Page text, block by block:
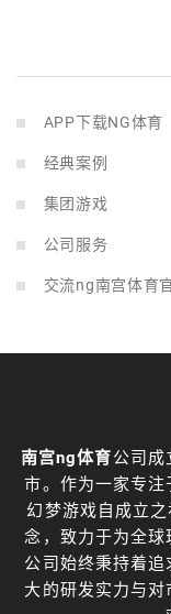
APP下载NG体育
经典案例
集团游戏
公司服务
交流ng南宫体育
南宫ng体育公司成
市。作为一家专注
幻梦游戏自成立
念，致力于为全球
公司始终秉持着
大的研发实力与